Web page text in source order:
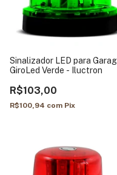
Sinalizador LED para
GiroLed Verde - Iluctron
R$103,00
R$100,94 com Pix